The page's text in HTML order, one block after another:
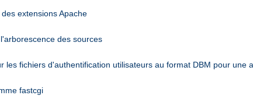
extensions Apache
des sources
les fichiers d'authentification utilisateurs au format DBM pour une
fastcgi